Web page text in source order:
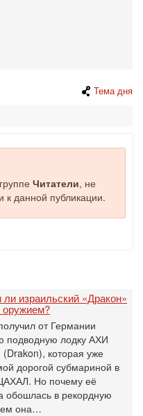
Тема дня
Читатели, не
к данной публикации.
израильский «Дракон»
от Германии
подводную лодку АХИ
(Drakon), которая уже
дорогой субмариной в
Но почему её
обошлась в рекордную
она…